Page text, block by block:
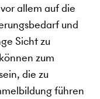
allem auf die
und
Sicht zu
zum
die zu
führen